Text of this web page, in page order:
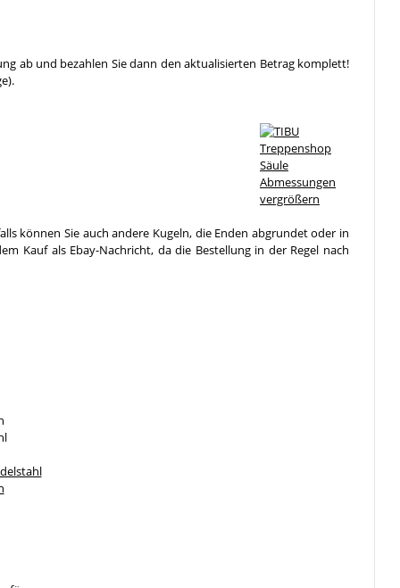
ab und bezahlen Sie dann den aktualisierten Betrag komplett!
vergrößern
können Sie auch andere Kugeln, die Enden abgrundet oder in
Kauf als Ebay-Nachricht, da die Bestellung in der Regel nach